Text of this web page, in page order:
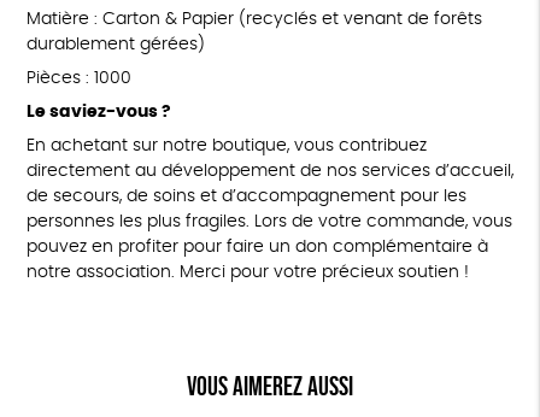
Matière : Carton & Papier (recyclés et venant de forêts
durablement gérées)
Pièces : 1000
Le saviez-vous ?
En achetant sur notre boutique, vous contribuez
directement au développement de nos services d’accueil,
de secours, de soins et d’accompagnement pour les
personnes les plus fragiles. Lors de votre commande, vous
pouvez en profiter pour faire un don complémentaire à
notre association. Merci pour votre précieux soutien !
Vous aimerez aussi